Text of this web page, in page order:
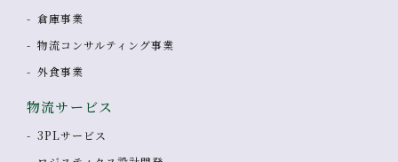
倉庫事業
物流コンサルティング事業
外食事業
物流サービス
3PLサービス